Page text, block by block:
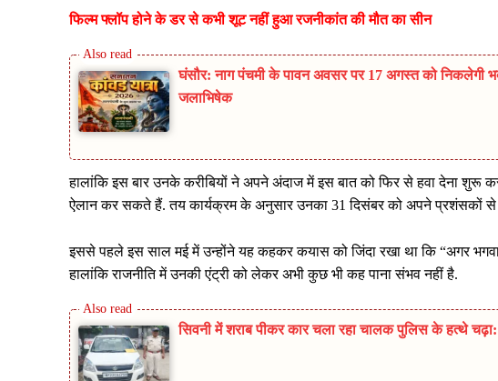
फिल्म फ्लॉप होने के डर से कभी शूट नहीं हुआ रजनीकांत की मौत का सीन
घंसौर: नाग पंचमी के पावन अवसर पर 17 अगस्त को निकलेगी
जलाभिषेक
हालांकि इस बार उनके करीबियों ने अपने अंदाज में इस बात को फिर से हवा देना शुरू
ऐलान कर सकते हैं. तय कार्यक्रम के अनुसार उनका 31 दिसंबर को अपने प्रशंसकों से
इससे पहले इस साल मई में उन्होंने यह कहकर कयास को जिंदा रखा था कि “अगर
हालांकि राजनीति में उनकी एंट्री को लेकर अभी कुछ भी कह पाना संभव नहीं है.
सिवनी में शराब पीकर कार चला रहा चालक पुलिस के हत्थे